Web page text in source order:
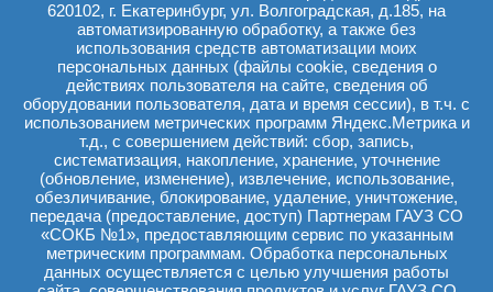
620102, г. Екатеринбург, ул. Волгоградская, д.185, на
автоматизированную обработку, а также без
использования средств автоматизации моих
персональных данных (файлы cookie, сведения о
действиях пользователя на сайте, сведения об
оборудовании пользователя, дата и время сессии), в т.ч. с
использованием метрических программ Яндекс.Метрика и
т.д., с совершением действий: сбор, запись,
систематизация, накопление, хранение, уточнение
(обновление, изменение), извлечение, использование,
обезличивание, блокирование, удаление, уничтожение,
передача (предоставление, доступ) Партнерам ГАУЗ СО
«СОКБ №1», предоставляющим сервис по указанным
метрическим программам. Обработка персональных
данных осуществляется с целью улучшения работы